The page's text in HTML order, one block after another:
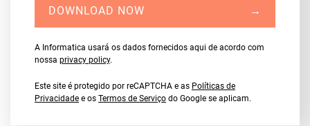
DOWNLOAD NOW →
A Informatica usará os dados fornecidos aqui de acordo com
nossa privacy policy.
Este site é protegido por reCAPTCHA e as Políticas de
Privacidade e os Termos de Serviço do Google se aplicam.